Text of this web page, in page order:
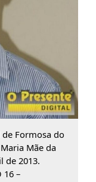
Formosa do
Mãe da
de 2013.
16 –